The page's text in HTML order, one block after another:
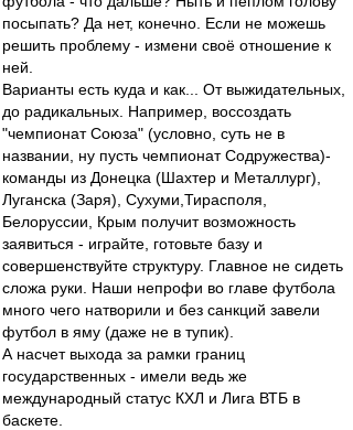
посыпать? Да нет, конечно. Если не можешь
решить проблему - измени своё отношение к
ней.
Варианты есть куда и как... От выжидательных,
до радикальных. Например, воссоздать
"чемпионат Союза" (условно, суть не в
названии, ну пусть чемпионат Содружества)-
команды из Донецка (Шахтер и Металлург),
Луганска (Заря), Сухуми,Тирасполя,
Белоруссии, Крым получит возможность
заявиться - играйте, готовьте базу и
совершенствуйте структуру. Главное не сидеть
сложа руки. Наши непрофи во главе футбола
много чего натворили и без санкций завели
футбол в яму (даже не в тупик).
А насчет выхода за рамки границ
государственных - имели ведь же
международный статус КХЛ и Лига ВТБ в
баскете.